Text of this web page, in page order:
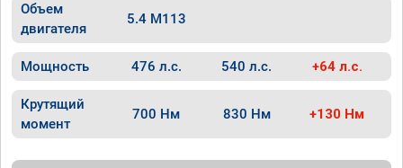
Объем
двигателя
5.4 M113
Мощность 476 л.с. 540 л.с. +64 л.с.
Крутящий
момент
700 Нм 830 Нм +130 Нм